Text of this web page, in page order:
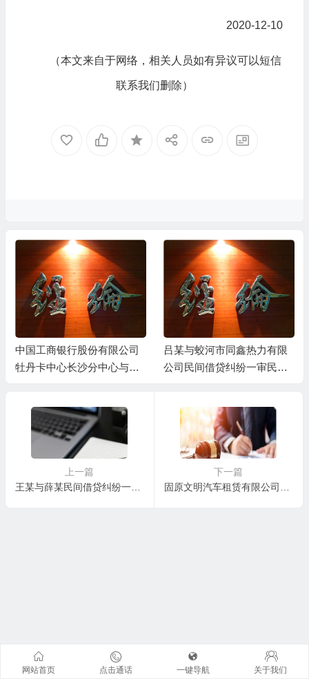
2020-12-10
（本文来自于网络，相关人员如有异议可以短信
联系我们删除）
中国工商银行股份有限公司
牡丹卡中心长沙分中心与谷
吕某与蛟河市同鑫热力有限
公司民间借贷纠纷一审民事
上一篇
王某与薛某民间借贷纠纷一审民事判决书
下一篇
固原文明汽车租赁有限公司与马某车辆租赁合同纠纷一审民事判决书
网站首页 点击通话 一键导航 关于我们